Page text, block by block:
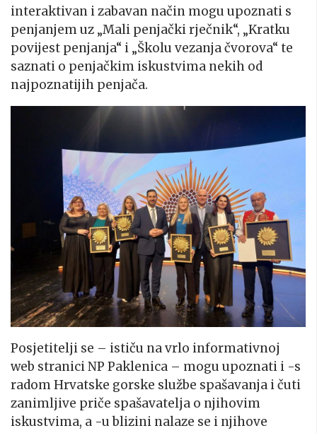
interaktivan i zabavan način mogu upoznati s
penjanjem uz „Mali penjački rječnik“, „Kratku
povijest penjanja“ i „Školu vezanja čvorova“ te
saznati o penjačkim iskustvima nekih od
najpoznatijih penjača.
Posjetitelji se – ističu na vrlo informativnoj
web stranici NP Paklenica – mogu upoznati i -s
radom Hrvatske gorske službe spašavanja i čuti
zanimljive priče spašavatelja o njihovim
iskustvima, a -u blizini nalaze se i njihove